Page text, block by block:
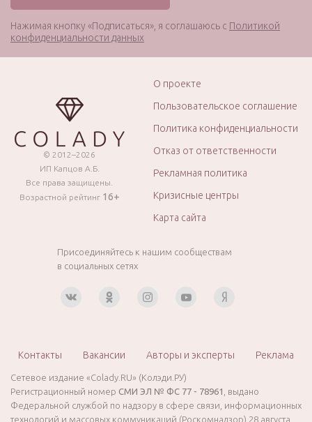
Нажимая кнопку «Подписаться», я соглашаюсь с Политикой
конфиденциальности данных
© 2012–2026
ИП Капцов А.Б.
Все права защищены.
Возрастной рейтинг 16+
О проекте
Пользовательское соглашение
Политика конфиденциальности
Отказ от ответственности
Рекламная политика
Кризисные центры
Карта сайта
Присоединяйтесь к нашим сообществам
в социальных сетях
Контакты Вакансии Авторы и эксперты Реклама
Сетевое издание «Colady.RU» (Колэди.РУ)
Регистрационный номер СМИ ЭЛ № ФС 77 - 78961
, выдано
Федеральной службой по надзору в сфере связи, информационных
технологий и массовых коммуникаций (Роскомнадзор) 28 августа